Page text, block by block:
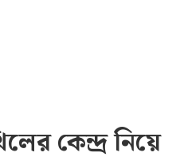
কেন্দ্র নিয়ে